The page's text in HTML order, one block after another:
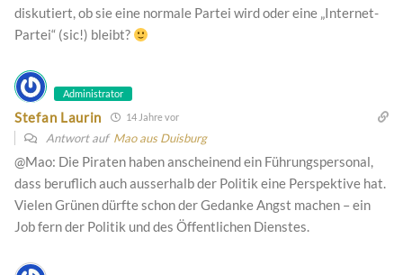
diskutiert, ob sie eine normale Partei wird oder eine „Internet-
Partei“ (sic!) bleibt?
Administrator
Stefan Laurin 14 Jahre vor
Antwort auf Mao aus Duisburg
@Mao: Die Piraten haben anscheinend ein Führungspersonal,
dass beruflich auch ausserhalb der Politik eine Perspektive hat.
Vielen Grünen dürfte schon der Gedanke Angst machen – ein
Job fern der Politik und des Öffentlichen Dienstes.